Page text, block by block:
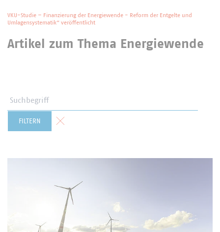
VKU-Studie – Finanzierung der Energiewende - Reform der Entgelte und
Umlagensystematik“ veröffentlicht
Artikel zum Thema Energiewende
FILTERN Formular zurücksetzen